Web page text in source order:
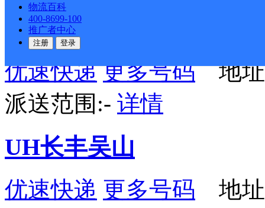
物流百科
400-8699-100
推广者中心
注册 登录
UH合肥长丰D
优速快递 更多号码地址
派送范围:- 详情
UH长丰吴山
优速快递 更多号码 地址